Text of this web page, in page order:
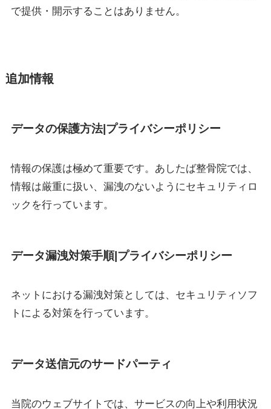
で提供・開示することはありません。
追加情報
データの保護方法|プライバシーポリシー
情報の保護は極めて重要です。あしたば整骨院では、
情報は厳重に扱い、漏洩のないようにセキュリティロ
ックを行っています。
データ漏洩対策手順|プライバシーポリシー
ネットにおける漏洩対策としては、セキュリティソフ
トによる対策を行っています。
データ送信元のサードパーティ
当院のウェブサイトでは、サービスの向上や利用状況